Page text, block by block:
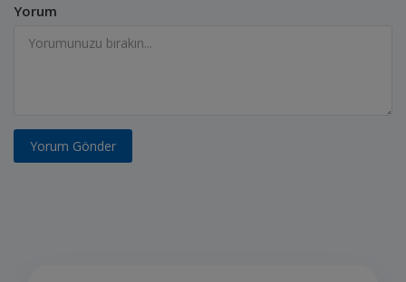
Yorum
Yorum Gönder